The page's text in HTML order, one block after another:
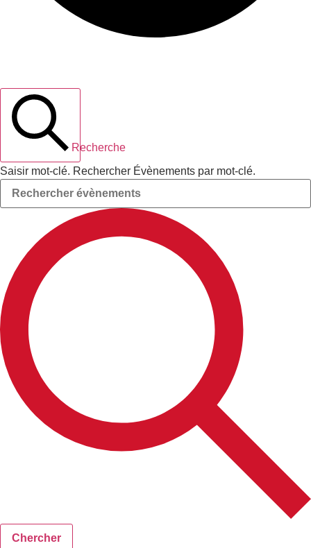
Recherche
Saisir mot-clé. Rechercher Évènements par mot-clé.
Chercher